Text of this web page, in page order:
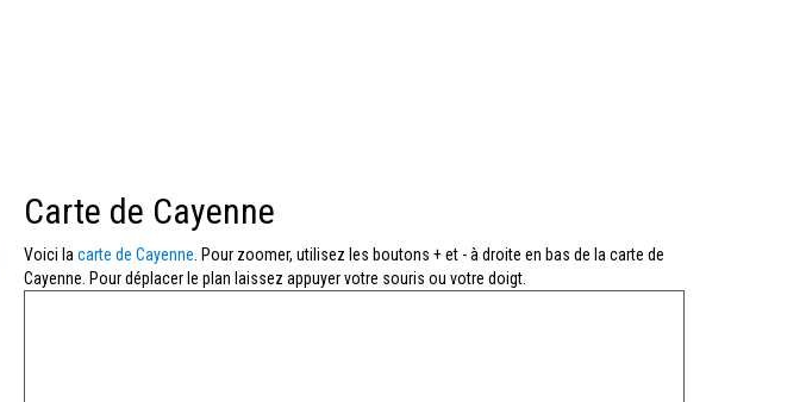
Carte de Cayenne
Voici la carte de Cayenne . Pour zoomer, utilisez les boutons + et - à droite en bas de la carte de
Cayenne. Pour déplacer le plan laissez appuyer votre souris ou votre doigt.